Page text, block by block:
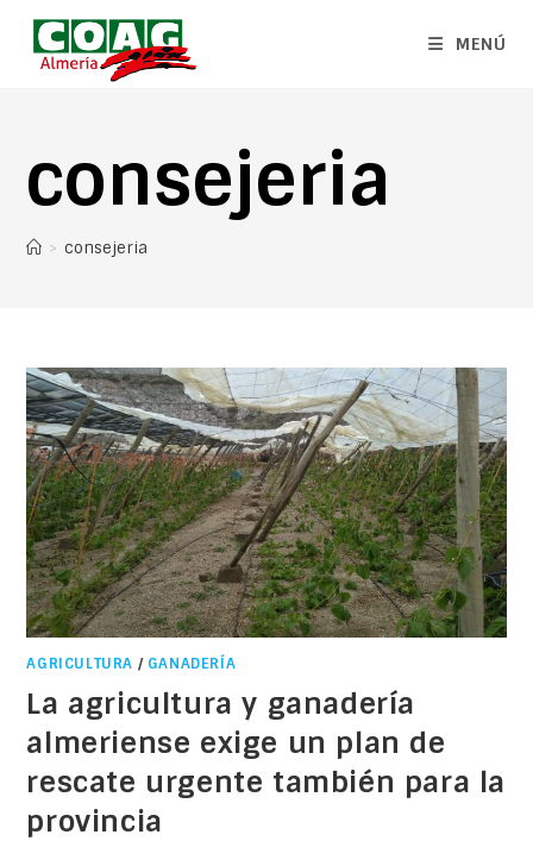
MENÚ
consejeria
> consejeria
AGRICULTURA / GANADERÍA
La agricultura y ganadería
almeriense exige un plan de
rescate urgente también para la
provincia